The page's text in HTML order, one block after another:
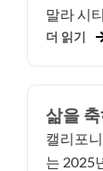
말라 시티
더 읽기
삶을
캘리포
는 2025